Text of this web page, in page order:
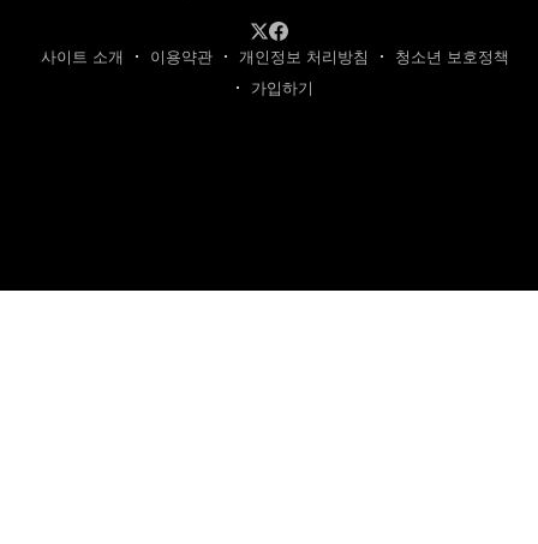
사이트 소개 이용약관 개인정보 처리방침
청소년 보호정책
가입하기